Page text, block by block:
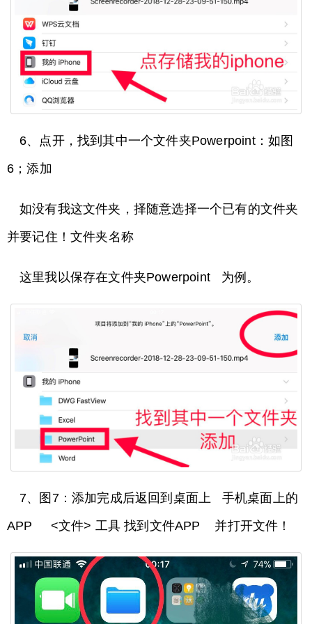
6、点开，找到其中一个文件夹Powerpoint：如图
6；添加
如没有我这文件夹，择随意选择一个已有的文件夹
并要记住！文件夹名称
这里我以保存在文件夹Powerpoint 为例。
7、图7：添加完成后返回到桌面上 手机桌面上的
APP <文件> 工具 找到文件APP 并打开文件！